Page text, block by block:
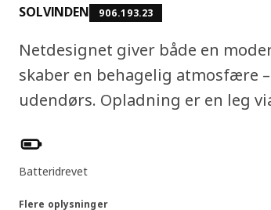
SOLVINDEN 906.193.23
Netdesignet giver både en
skaber en behagelig atmosfære
udendørs. Opladning er en leg
Produktfunktioner
Batteridrevet
Flere oplysninger